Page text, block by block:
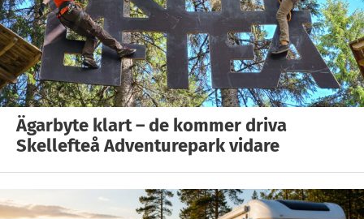
Ägarbyte klart – de kommer driva
Skellefteå Adventurepark vidare